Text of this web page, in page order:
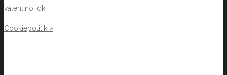
valentino .dk
Cookiepolitik »